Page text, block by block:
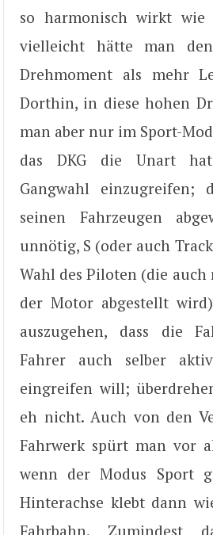
so harmonisch wirkt wie
vielleicht hätte man
Drehmoment als mehr
Dorthin, in diese hohen
man aber nur im Sport-
das DKG die Unart
Gangwahl einzugreifen;
seinen Fahrzeugen
unnötig, S (oder auch
Wahl des Piloten (die
der Motor abgestellt
auszugehen, dass die
Fahrer auch selber
eingreifen will;
eh nicht. Auch von den
Fahrwerk spürt man vor
wenn der Modus Sport
Hinterachse klebt dann
Fahrbahn. Zumindest